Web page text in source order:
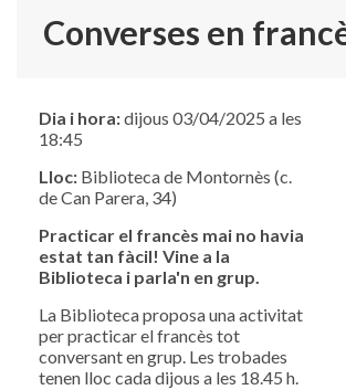
Converses en
Dia i hora:dijous 03/04/2025 a les
18:45
Lloc: Biblioteca de Montornès (c.
de Can Parera, 34)
Practicar el francès mai no havia
estat tan fàcil! Vine a la
Biblioteca i parla'n en grup.
La Biblioteca proposa una activitat
per practicar el francès tot
conversant en grup. Les trobades
tenen lloc cada dijous a les 18.45 h.